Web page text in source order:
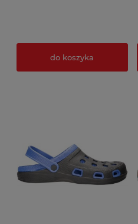
do koszyka